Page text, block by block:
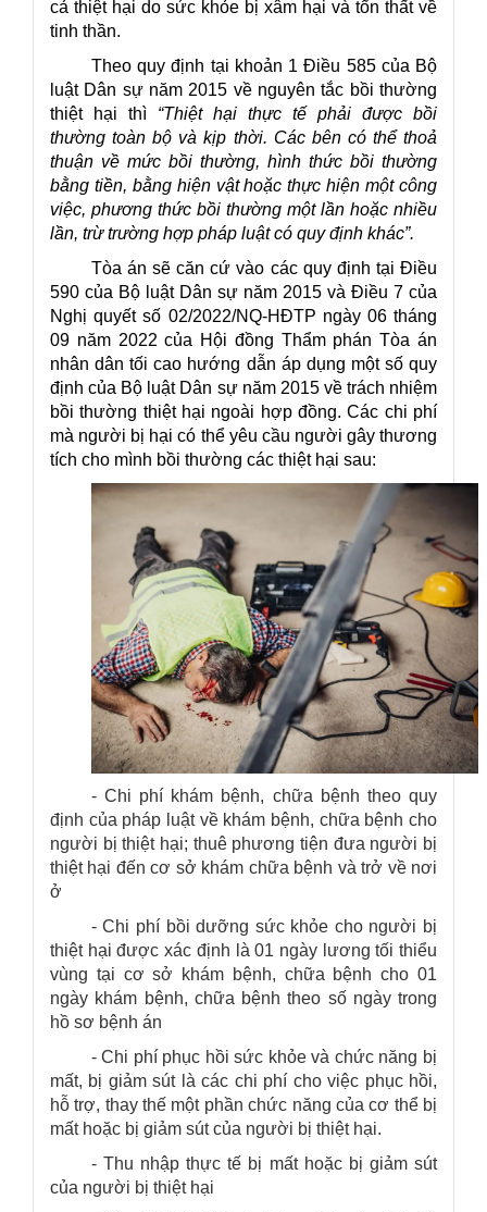
cả thiệt hại do sức khỏe bị xâm hại và tổn thất về
tinh thần.
Theo quy định tại khoản 1 Điều 585 của Bộ
luật Dân sự năm 2015 về nguyên tắc bồi thường
thiệt hại thì “Thiệt hại thực tế phải được bồi
thường toàn bộ và kịp thời. Các bên có thể thoả
thuận về mức bồi thường, hình thức bồi thường
bằng tiền, bằng hiện vật hoặc thực hiện một công
việc, phương thức bồi thường một lần hoặc nhiều
lần, trừ trường hợp pháp luật có quy định khác”.
Tòa án sẽ căn cứ vào các quy định tại Điều
590 của Bộ luật Dân sự năm 2015 và Điều 7 của
Nghị quyết số 02/2022/NQ-HĐTP ngày 06 tháng
09 năm 2022 của Hội đồng Thẩm phán Tòa án
nhân dân tối cao hướng dẫn áp dụng một số quy
định của Bộ luật Dân sự năm 2015 về trách nhiệm
bồi thường thiệt hại ngoài hợp đồng. Các chi phí
mà người bị hại có thể yêu cầu người gây thương
tích cho mình bồi thường các thiệt hại sau:
- Chi phí khám bệnh, chữa bệnh theo quy
định của pháp luật về khám bệnh, chữa bệnh cho
người bị thiệt hại; thuê phương tiện đưa người bị
thiệt hại đến cơ sở khám chữa bệnh và trở về nơi
ở
- Chi phí bồi dưỡng sức khỏe cho người bị
thiệt hại được xác định là 01 ngày lương tối thiểu
vùng tại cơ sở khám bệnh, chữa bệnh cho 01
ngày khám bệnh, chữa bệnh theo số ngày trong
hồ sơ bệnh án
- Chi phí phục hồi sức khỏe và chức năng bị
mất, bị giảm sút là các chi phí cho việc phục hồi,
hỗ trợ, thay thế một phần chức năng của cơ thể bị
mất hoặc bị giảm sút của người bị thiệt hại.
- Thu nhập thực tế bị mất hoặc bị giảm sút
của người bị thiệt hại